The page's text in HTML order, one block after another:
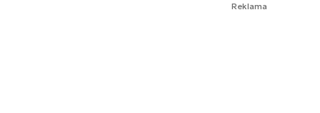
Reklama